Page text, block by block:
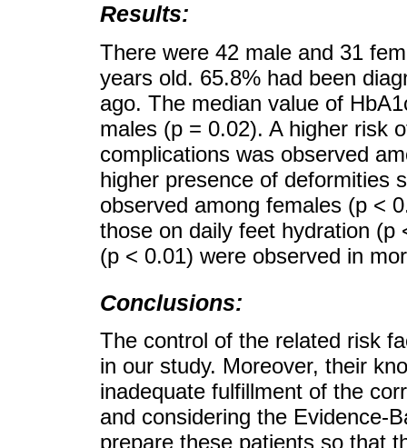
Results:
There were 42 male and 31
years old. 65.8% had been
ago. The median value of
males (p = 0.02). A higher risk
complications was observed
higher presence of deformities
observed among females (p <
those on daily feet hydration (p
(p < 0.01) were observed in
Conclusions:
The control of the related risk
in our study. Moreover, their
inadequate fulfillment of the
and considering the Evidence-
prepare these patients so that